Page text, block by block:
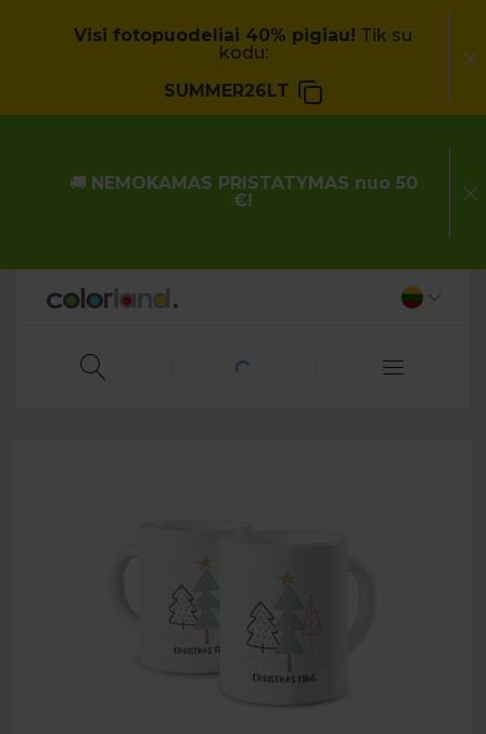
Visi fotopuodeliai 40% pigiau! Tik su
kodu:
SUMMER26LT
🚚 NEMOKAMAS PRISTATYMAS nuo 50
€!